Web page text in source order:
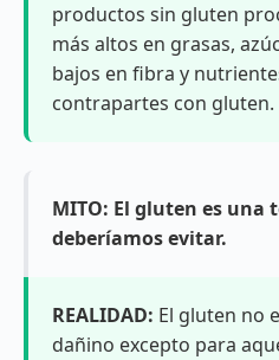
productos sin gluten
más altos en grasas,
bajos en fibra y
contrapartes con gluten.
MITO: El gluten es una
deberíamos evitar.
REALIDAD: El gluten no
dañino excepto para